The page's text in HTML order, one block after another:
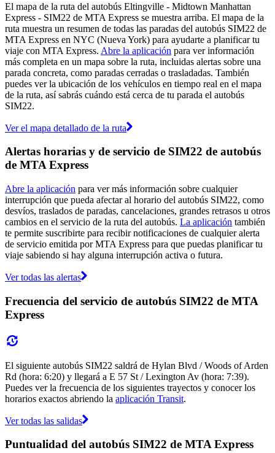
El mapa de la ruta del autobús Eltingville - Midtown Manhattan
Express - SIM22 de MTA Express se muestra arriba. El mapa de la
ruta muestra un resumen de todas las paradas del autobús SIM22 de
MTA Express en NYC (Nueva York) para ayudarte a planificar tu
viaje con MTA Express. Abre la aplicación para ver información
más completa en un mapa sobre la ruta, incluidas alertas sobre una
parada concreta, como paradas cerradas o trasladadas. También
puedes ver la ubicación de los vehículos en tiempo real en el mapa
de la ruta, así sabrás cuándo está cerca de tu parada el autobús
SIM22.
Ver el mapa detallado de la ruta
Alertas horarias y de servicio de SIM22 de autobús
de MTA Express
Abre la aplicación para ver más información sobre cualquier
interrupción que pueda afectar al horario del autobús SIM22, como
desvíos, traslados de paradas, cancelaciones, grandes retrasos u otros
cambios en el servicio de la ruta del autobús. La aplicación también
te permite suscribirte para recibir notificaciones de cualquier alerta
de servicio emitida por MTA Express para que puedas planificar tu
viaje sabiendo si hay alguna interrupción activa o futura.
Ver todas las alertas
Frecuencia del servicio de autobús SIM22 de MTA
Express
El siguiente autobús SIM22 saldrá de Hylan Blvd / Woods of Arden
Rd (hora: 6:20) y llegará a E 57 St / Lexington Av (hora: 7:39).
Puedes ver la frecuencia de los siguientes trayectos y conocer los
horarios exactos abriendo la aplicación Transit.
Ver todas las salidas
Puntualidad del autobús SIM22 de MTA Express